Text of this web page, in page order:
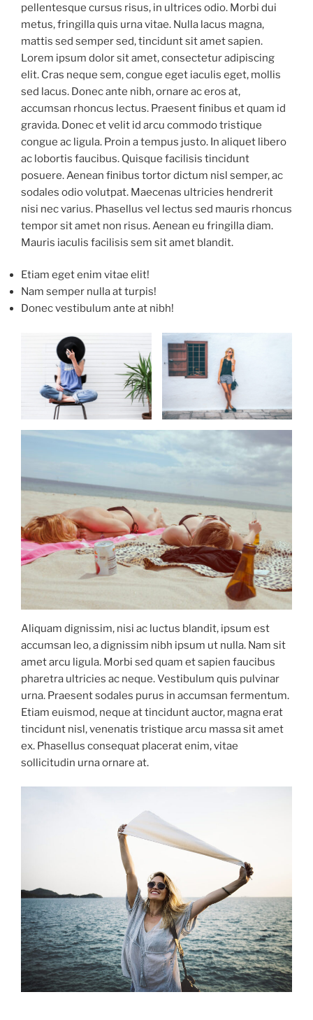
pellentesque cursus risus, in ultrices odio. Morbi dui
metus, fringilla quis urna vitae. Nulla lacus magna,
mattis sed semper sed, tincidunt sit amet sapien.
Lorem ipsum dolor sit amet, consectetur adipiscing
elit. Cras neque sem, congue eget iaculis eget, mollis
sed lacus. Donec ante nibh, ornare ac eros at,
accumsan rhoncus lectus. Praesent finibus et quam id
gravida. Donec et velit id arcu commodo tristique
congue ac ligula. Proin a tempus justo. In aliquet libero
ac lobortis faucibus. Quisque facilisis tincidunt
posuere. Aenean finibus tortor dictum nisl semper, ac
sodales odio volutpat. Maecenas ultricies hendrerit
nisi nec varius. Phasellus vel lectus sed mauris rhoncus
tempor sit amet non risus. Aenean eu fringilla diam.
Mauris iaculis facilisis sem sit amet blandit.
Etiam eget enim vitae elit!
Nam semper nulla at turpis!
Donec vestibulum ante at nibh!
Aliquam dignissim, nisi ac luctus blandit, ipsum est
accumsan leo, a dignissim nibh ipsum ut nulla. Nam sit
amet arcu ligula. Morbi sed quam et sapien faucibus
pharetra ultricies ac neque. Vestibulum quis pulvinar
urna. Praesent sodales purus in accumsan fermentum.
Etiam euismod, neque at tincidunt auctor, magna erat
tincidunt nisl, venenatis tristique arcu massa sit amet
ex. Phasellus consequat placerat enim, vitae
sollicitudin urna ornare at.